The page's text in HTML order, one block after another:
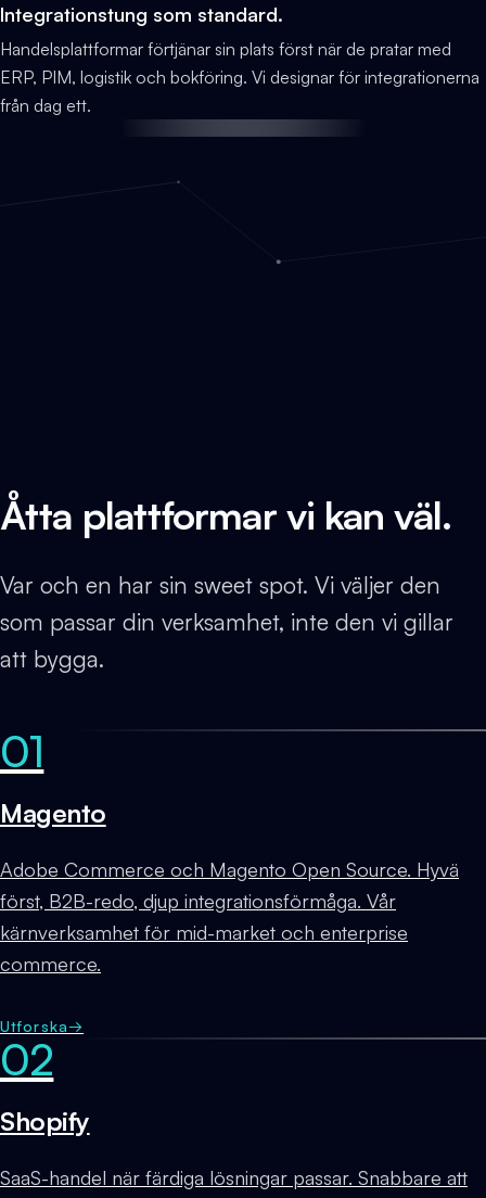
Integrationstung som standard.
Handelsplattformar förtjänar sin plats först när de pratar med
ERP, PIM, logistik och bokföring. Vi designar för integrationerna
från dag ett.
Åtta plattformar vi kan väl.
Var och en har sin sweet spot. Vi väljer den
som passar din verksamhet, inte den vi gillar
att bygga.
01
Magento
Adobe Commerce och Magento Open Source. Hyvä
först, B2B-redo, djup integrationsförmåga. Vår
kärnverksamhet för mid-market och enterprise
commerce.
Utforska→
02
Shopify
SaaS-handel när färdiga lösningar passar. Snabbare att